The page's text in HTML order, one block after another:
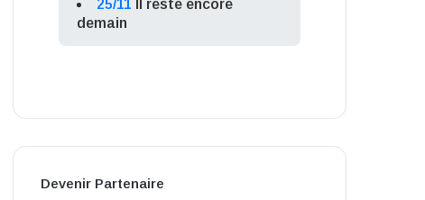
25/11
Il reste encore
demain
Devenir Partenaire